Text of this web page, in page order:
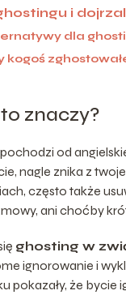
i
dla
kogoś
znaczy?
pochodzi od
nagle znika z
często także
ani choćby
ghosting w
ignorowanie i
pokazały, że